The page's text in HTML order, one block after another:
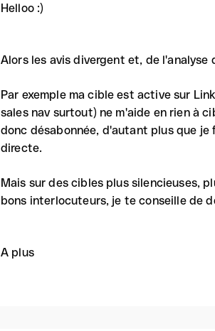
Helloo :)
Alors les avis divergent et, de
Par exemple ma cible est active sur
sales nav surtout) ne m'aide en rien à
donc désabonnée, d'autant plus que
directe.
Mais sur des cibles plus silencieuses,
bons interlocuteurs, je te conseille de
A plus